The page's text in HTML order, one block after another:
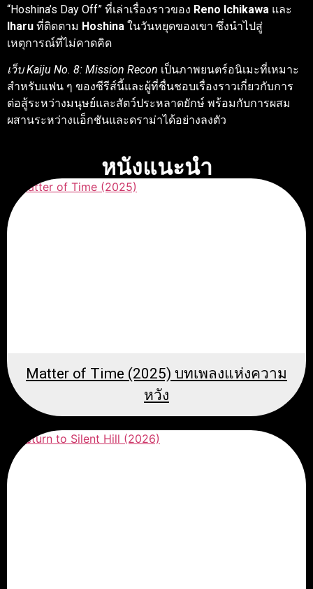
“Hoshina’s Day Off” ที่เล่าเรื่องราวของ Reno Ichikawa และ
Iharu ที่ติดตาม Hoshina ในวันหยุดของเขา ซึ่งนำไปสู่
เหตุการณ์ที่ไม่คาดคิด
เว็บ Kaiju No. 8: Mission Recon เป็นภาพยนตร์อนิเมะที่เหมาะ
สำหรับแฟน ๆ ของซีรีส์นี้และผู้ที่ชื่นชอบเรื่องราวเกี่ยวกับการ
ต่อสู้ระหว่างมนุษย์และสัตว์ประหลาดยักษ์ พร้อมกับการผสม
ผสานระหว่างแอ็กชันและดราม่าได้อย่างลงตัว
หนังแนะนำ
Matter of Time (2025) บทเพลงแห่งความ
หวัง